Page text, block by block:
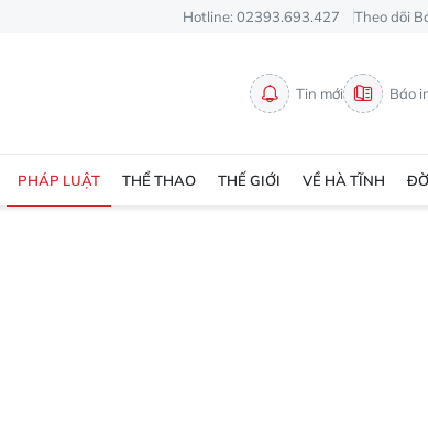
Hotline: 02393.693.427 Theo dõi
Tin mới Báo
PHÁP LUẬT THỂ THAO THẾ GIỚI VỀ HÀ TĨNH